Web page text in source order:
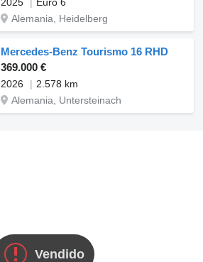
Alemania, Heidelberg
Mercedes-Benz Tourismo 16 RHD
369.000 €
2026
2.578 km
Alemania, Untersteinach
Vendido